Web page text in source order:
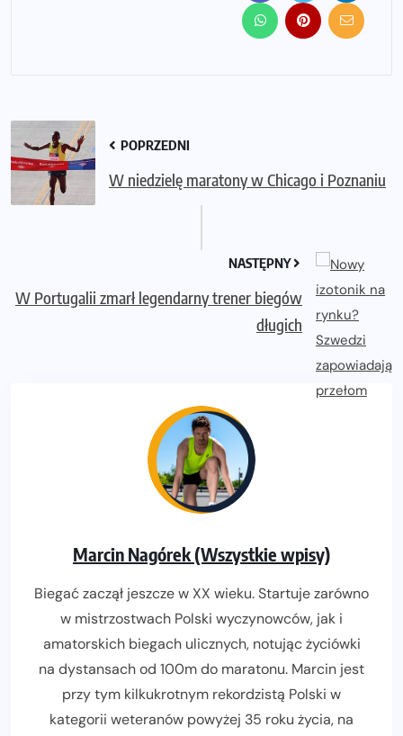
POPRZEDNI
W niedzielę maratony w Chicago i Poznaniu
NASTĘPNY
W Portugalii zmarł legendarny trener biegów
długich
Marcin Nagórek (Wszystkie wpisy)
Biegać zaczął jeszcze w XX wieku. Startuje zarówno
w mistrzostwach Polski wyczynowców, jak i
amatorskich biegach ulicznych, notując życiówki
na dystansach od 100m do maratonu. Marcin jest
przy tym kilkukrotnym rekordzistą Polski w
kategorii weteranów powyżej 35 roku życia, na